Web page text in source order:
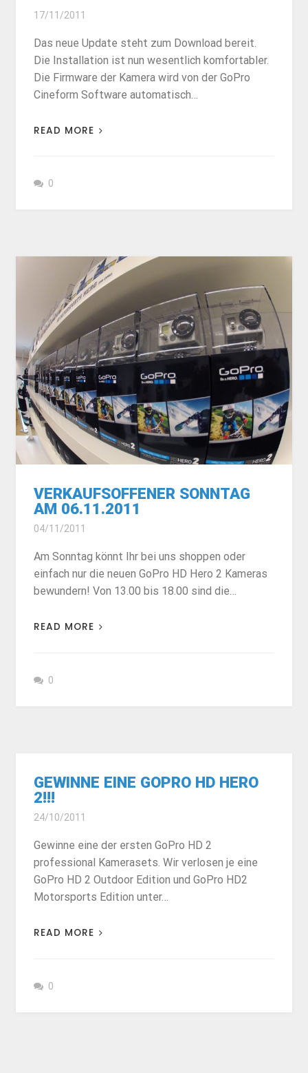
17/11/2011
Das neue Update steht zum Download bereit.
Die Installation ist nun wesentlich komfortabler.
Die Firmware der Kamera wird von der GoPro
Cineform Software automatisch…
READ MORE
0
VERKAUFSOFFENER SONNTAG
AM 06.11.2011
04/11/2011
Am Sonntag könnt Ihr bei uns shoppen oder
einfach nur die neuen GoPro HD Hero 2 Kameras
bewundern! Von 13.00 bis 18.00 sind die…
READ MORE
0
GEWINNE EINE GOPRO HD HERO
2!!!
24/10/2011
Gewinne eine der ersten GoPro HD 2
professional Kamerasets. Wir verlosen je eine
GoPro HD 2 Outdoor Edition und GoPro HD2
Motorsports Edition unter…
READ MORE
0